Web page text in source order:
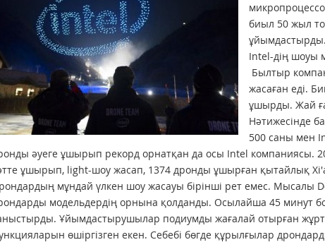
биыл 50 жыл
ұйымдастырды.
Intel-дің шоуы
Былтыр
жасаған еді.
ұшырды. Жай
Нәтижесінде
500 саны мен
әуеге ұшырып рекорд орнатқан да осы Intel компаниясы.
ұшырып, light-шоу жасап, 1374 дронды ұшырған қытайлық
мұндай үлкен шоу жасауы бірінші рет емес. Мысалы
модельдердің орнына қолданды. Осылайша 45 минут
Ұйымдастырушылар подиумды жағалай отырған
өшіргізген екен. Себебі бөгде құрылғылар